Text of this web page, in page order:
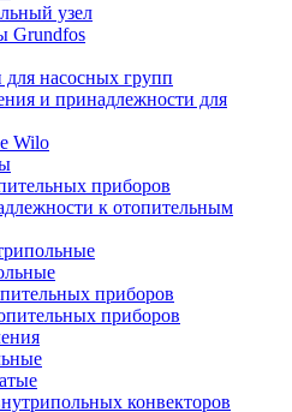
узел
Grundfos
насосных групп
и принадлежности для
Wilo
приборов
к отопительным
приборов
приборов
конвекторов